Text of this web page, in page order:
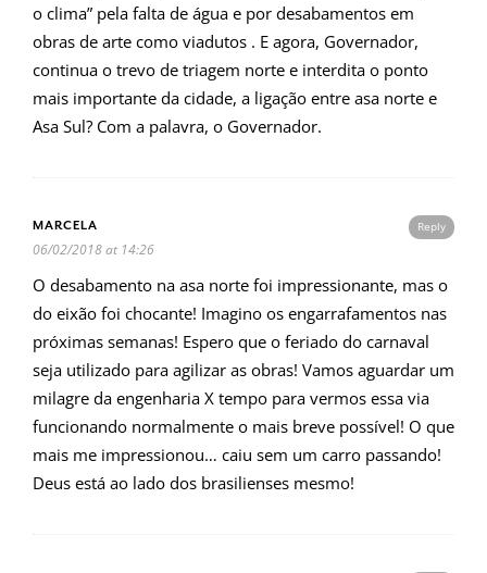
o clima” pela falta de água e por desabamentos em
obras de arte como viadutos . E agora, Governador,
continua o trevo de triagem norte e interdita o ponto
mais importante da cidade, a ligação entre asa norte e
Asa Sul? Com a palavra, o Governador.
Reply
MARCELA
06/02/2018 at 14:26
O desabamento na asa norte foi impressionante, mas o
do eixão foi chocante! Imagino os engarrafamentos nas
próximas semanas! Espero que o feriado do carnaval
seja utilizado para agilizar as obras! Vamos aguardar um
milagre da engenharia X tempo para vermos essa via
funcionando normalmente o mais breve possível! O que
mais me impressionou… caiu sem um carro passando!
Deus está ao lado dos brasilienses mesmo!